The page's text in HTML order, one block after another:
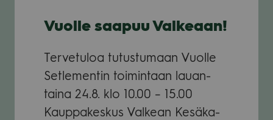
Vuolle saa­puu Val­ke­aan!
Ter­ve­tu­loa tutus­tu­maan Vuolle
Set­le­men­tin toi­min­taan lau­an­
taina 24.8. klo 10.00 – 15.00
Kaup­pa­kes­kus Val­kean Kesä­ka­